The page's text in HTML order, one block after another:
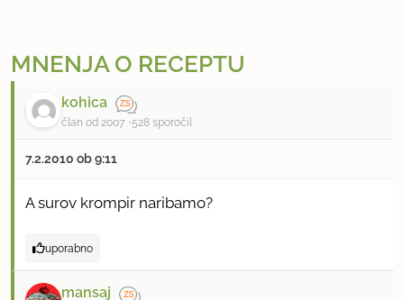
MNENJA O RECEPTU
kohica
član od 2007 528 sporočil
7.2.2010 ob 9:11
A surov krompir naribamo?
uporabno
mansaj